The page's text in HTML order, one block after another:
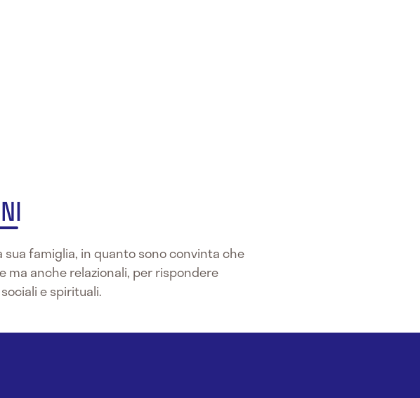
famiglia, in quanto sono convinta che
anche relazionali, per rispondere
e spirituali.